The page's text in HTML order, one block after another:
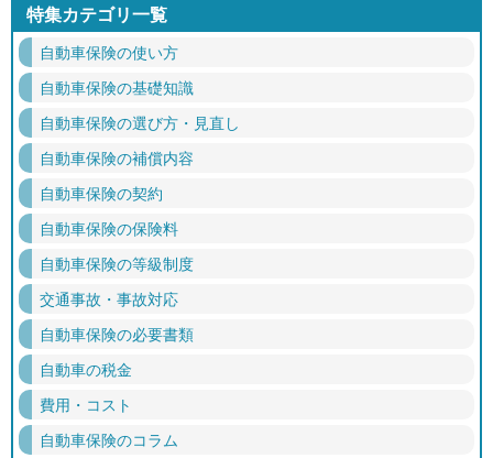
特集カテゴリ一覧
自動車保険の使い方
自動車保険の基礎知識
自動車保険の選び方・見直し
自動車保険の補償内容
自動車保険の契約
自動車保険の保険料
自動車保険の等級制度
交通事故・事故対応
自動車保険の必要書類
自動車の税金
費用・コスト
自動車保険のコラム